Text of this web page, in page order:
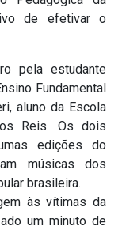
de efetivar o
pela estudante
Fundamental
aluno da Escola
Reis. Os dois
edições do
músicas dos
brasileira.
às vítimas da
um minuto de